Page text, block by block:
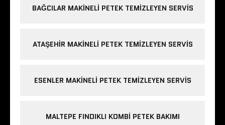
BAĞCILAR MAKINELI PETEK TEMIZLEYEN SERVIS
ATAŞEHIR MAKINELI PETEK TEMIZLEYEN SERVIS
ESENLER MAKINELI PETEK TEMIZLEYEN SERVIS
MALTEPE FINDIKLI KOMBI PETEK BAKIMI